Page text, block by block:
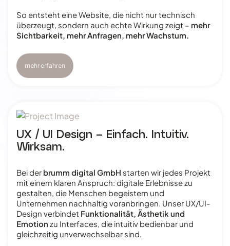
So entsteht eine Website, die nicht nur technisch
überzeugt, sondern auch echte Wirkung zeigt – mehr
Sichtbarkeit, mehr Anfragen, mehr Wachstum.
mehr erfahren
UX / UI Design – Einfach. Intuitiv.
Wirksam.
Bei der brumm digital GmbH starten wir jedes Projekt
mit einem klaren Anspruch: digitale Erlebnisse zu
gestalten, die Menschen begeistern und
Unternehmen nachhaltig voranbringen. Unser UX/UI-
Design verbindet Funktionalität, Ästhetik und
Emotion zu Interfaces, die intuitiv bedienbar und
gleichzeitig unverwechselbar sind.